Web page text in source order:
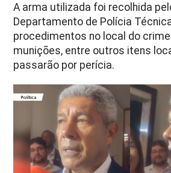
A arma utilizada foi recolhida
Departamento de Polícia
procedimentos no local do
munições, entre outros itens
passarão por perícia.